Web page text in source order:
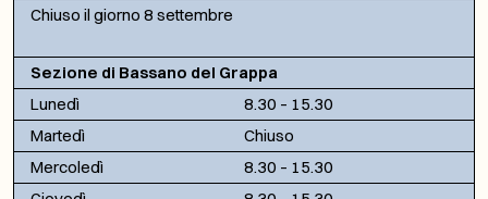
Chiuso il giorno 8 settembre
Sezione di Bassano del Grappa
Lunedì
8.30 – 15.30
Martedì
Chiuso
Mercoledì
8.30 – 15.30